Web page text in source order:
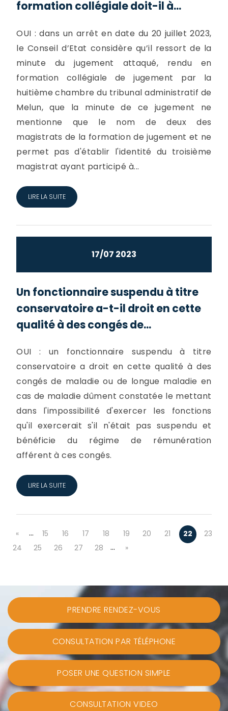
formation collégiale doit-il à...
OUI : dans un arrêt en date du 20 juillet 2023,
le Conseil d’Etat considère qu’il ressort de la
minute du jugement attaqué, rendu en
formation collégiale de jugement par la
huitième chambre du tribunal administratif de
Melun, que la minute de ce jugement ne
mentionne que le nom de deux des
magistrats de la formation de jugement et ne
permet pas d'établir l'identité du troisième
magistrat ayant participé à...
LIRE LA SUITE
17/07 2023
Un fonctionnaire suspendu à titre
conservatoire a-t-il droit en cette
qualité à des congés de...
OUI : un fonctionnaire suspendu à titre
conservatoire a droit en cette qualité à des
congés de maladie ou de longue maladie en
cas de maladie dûment constatée le mettant
dans l'impossibilité d'exercer les fonctions
qu'il exercerait s'il n'était pas suspendu et
bénéficie du régime de rémunération
afférent à ces congés.
LIRE LA SUITE
« … 15 16 17 18 19 20 21 22
23
24
25 26 27 28 … »
PRENDRE RENDEZ-VOUS
CONSULTATION PAR TÉLÉPHONE
POSER UNE QUESTION SIMPLE
CONSULTATION VIDEO